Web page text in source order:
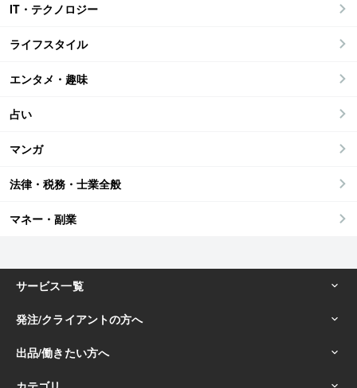
IT・テクノロジー
ライフスタイル
エンタメ・趣味
占い
マンガ
法律・税務・士業全般
マネー・副業